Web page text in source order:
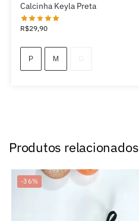
Calcinha Keyla Preta
R$29,90
P M
Produtos relacionados
-36%